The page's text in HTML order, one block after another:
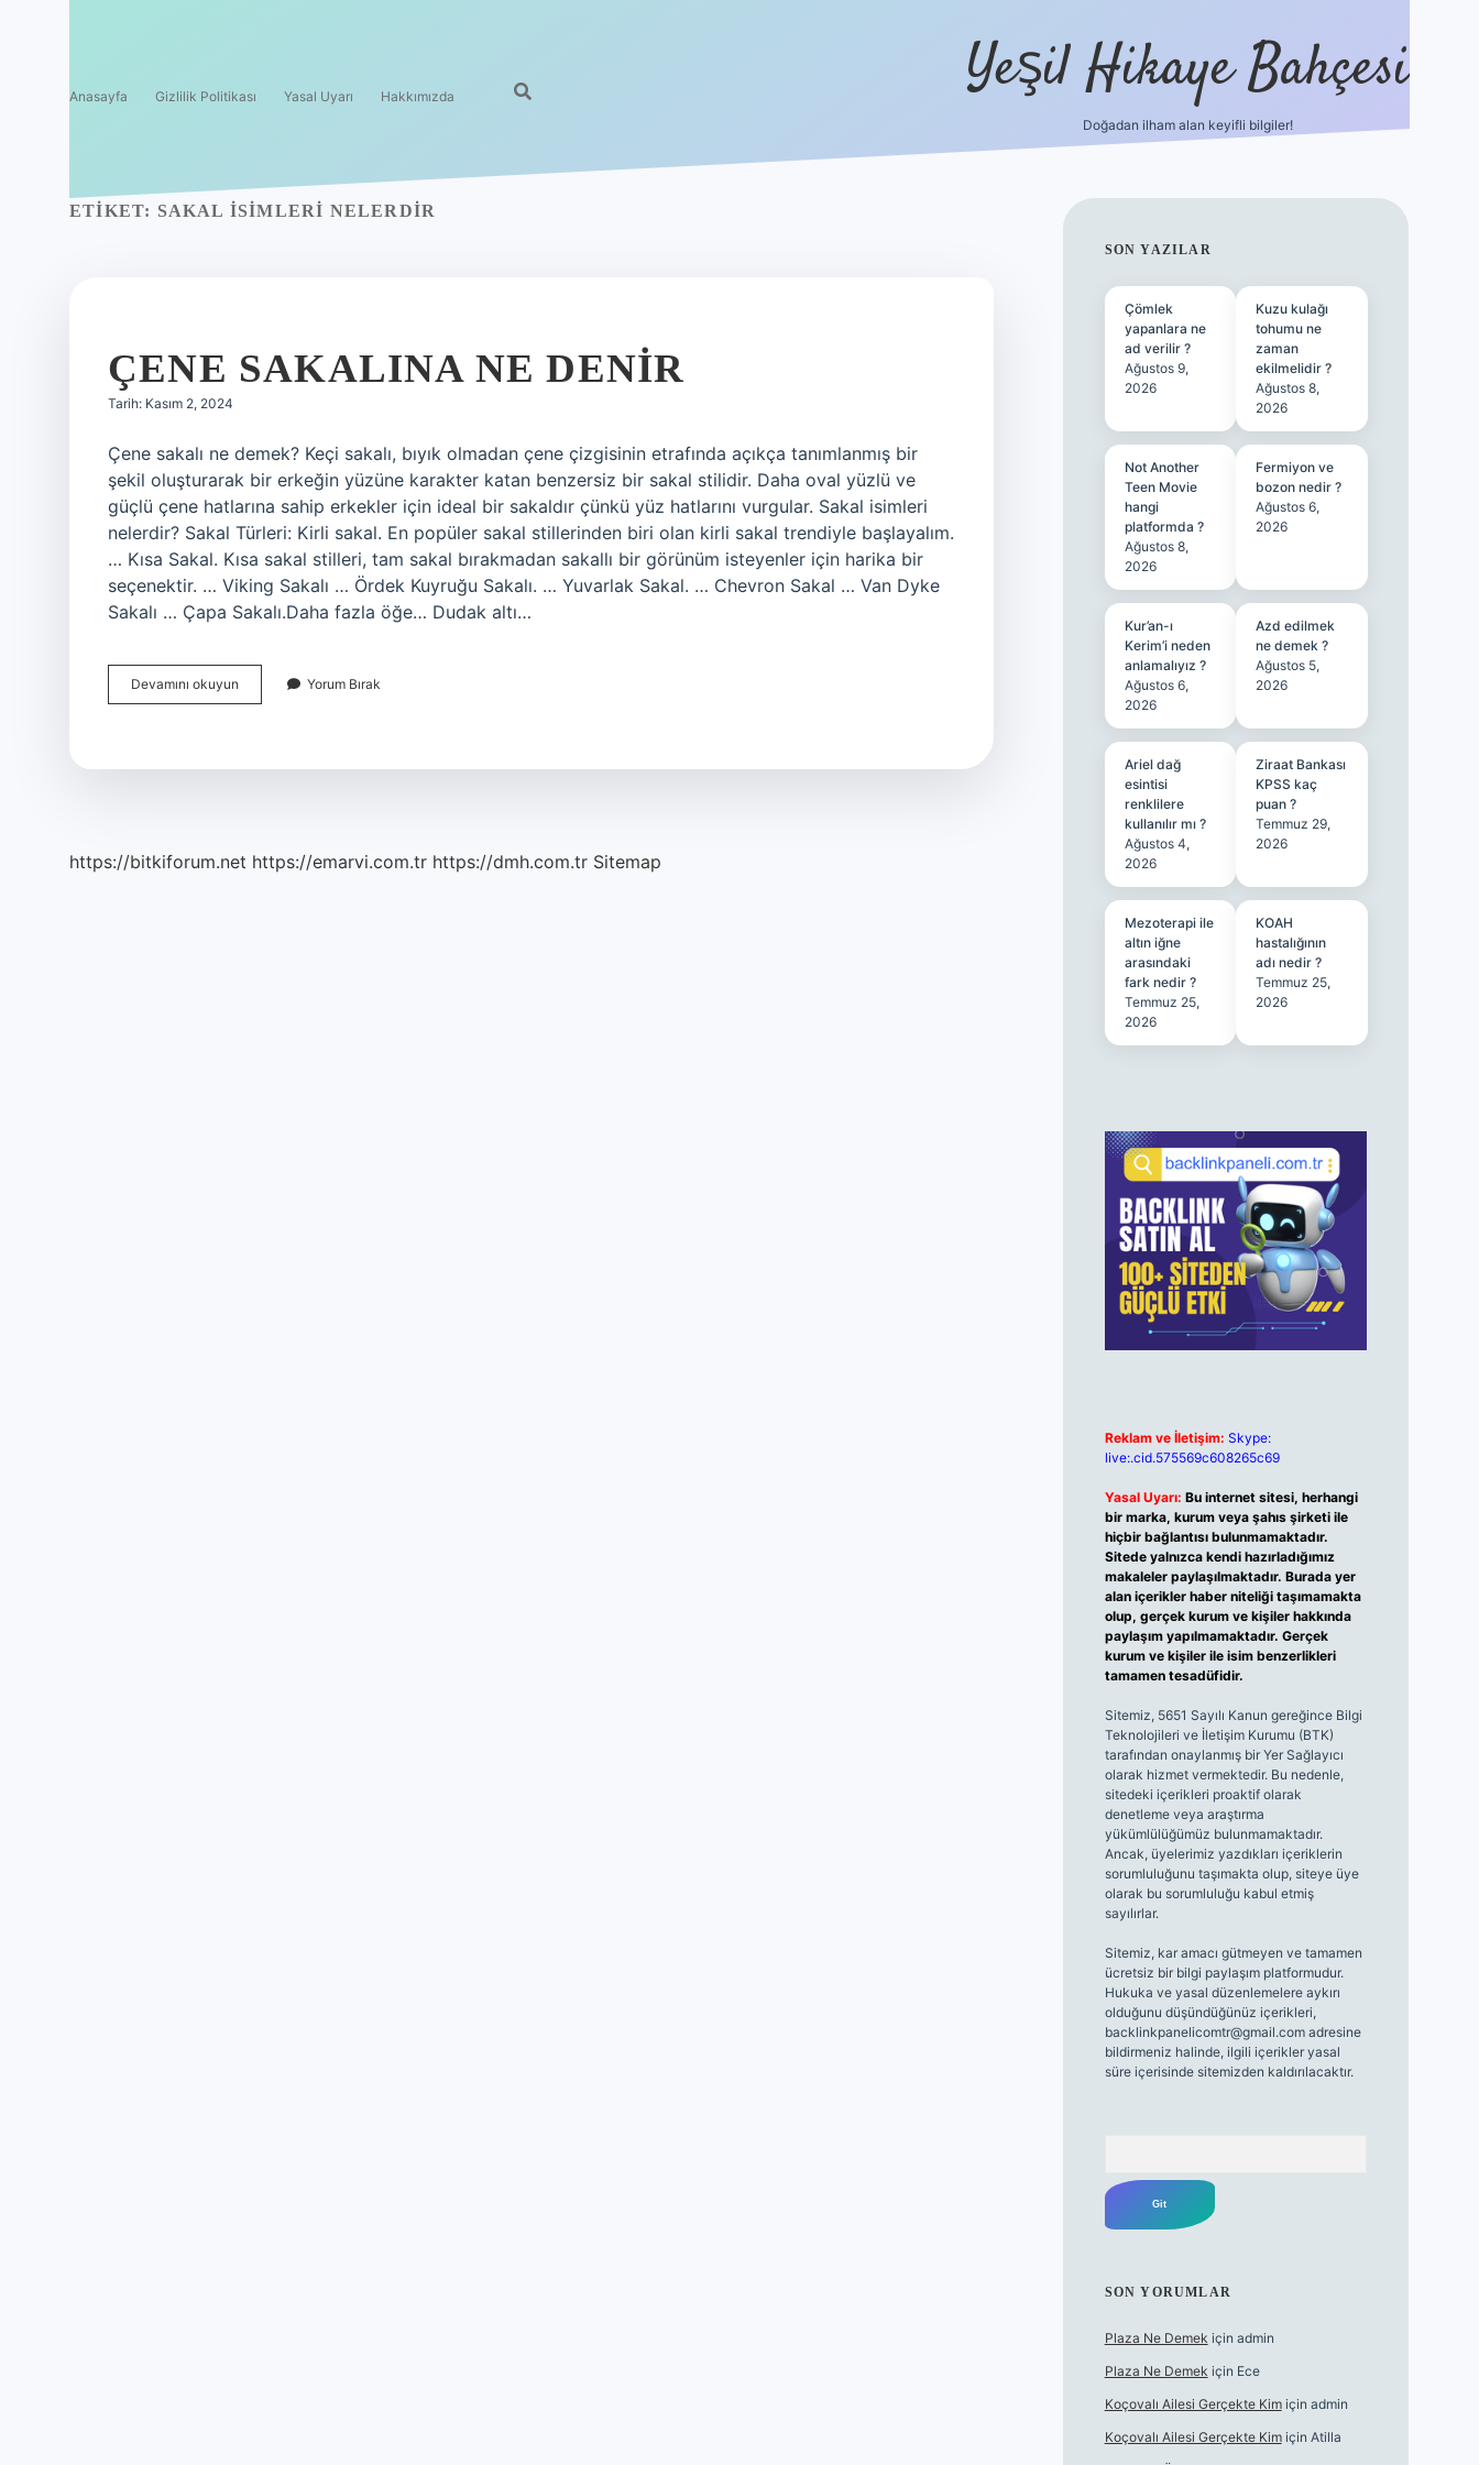
Anasayfa Gizlilik Politikası Yasal Uyarı Hakkımızda Yeşil Hikaye Bahçesi
Doğadan ilham alan keyifli bilgiler!
ETIKET: SAKAL ISIMLERI NELERDIR
ÇENE SAKALINA NE DENIR
Tarih: Kasım 2, 2024
Çene sakalı ne demek? Keçi sakalı, bıyık olmadan çene çizgisinin etrafında açıkça tanımlanmış bir
şekil oluşturarak bir erkeğin yüzüne karakter katan benzersiz bir sakal stilidir. Daha oval yüzlü ve
güçlü çene hatlarına sahip erkekler için ideal bir sakaldır çünkü yüz hatlarını vurgular. Sakal isimleri
nelerdir? Sakal Türleri: Kirli sakal. En popüler sakal stillerinden biri olan kirli sakal trendiyle başlayalım.
… Kısa Sakal. Kısa sakal stilleri, tam sakal bırakmadan sakallı bir görünüm isteyenler için harika bir
seçenektir. … Viking Sakalı … Ördek Kuyruğu Sakalı. … Yuvarlak Sakal. … Chevron Sakal … Van Dyke
Sakalı … Çapa Sakalı.Daha fazla öğe… Dudak altı…
Devamını okuyun
Sakalına
Yorum Bırak
https://bitkiforum.net https://emarvi.com.tr https://dmh.com.tr Sitemap
SIDEBAR
SON YAZILAR
Çömlek
yapanlara ne
ad verilir ?
Ağustos 9,
2026
Kuzu kulağı
tohumu ne
zaman
ekilmelidir ?
Ağustos 8,
2026
Not Another
Teen Movie
hangi
platformda ?
Ağustos 8,
2026
Fermiyon ve
bozon nedir ?
Ağustos 6,
2026
Kur’an-ı
Kerim’i neden
anlamalıyız ?
Ağustos 6,
2026
Azd edilmek
ne demek ?
Ağustos 5,
2026
Ariel dağ
esintisi
renklilere
kullanılır mı ?
Ağustos 4,
2026
Ziraat Bankası
KPSS kaç
puan ?
Temmuz 29,
2026
Mezoterapi ile
altın iğne
arasındaki
fark nedir ?
Temmuz 25,
2026
KOAH
hastalığının
adı nedir ?
Temmuz 25,
2026
Reklam ve İletişim: Skype:
live:.cid.575569c608265c69
Yasal Uyarı: Bu internet sitesi, herhangi
bir marka, kurum veya şahıs şirketi ile
hiçbir bağlantısı bulunmamaktadır.
Sitede yalnızca kendi hazırladığımız
makaleler paylaşılmaktadır. Burada yer
alan içerikler haber niteliği taşımamakta
olup, gerçek kurum ve kişiler hakkında
paylaşım yapılmamaktadır. Gerçek
kurum ve kişiler ile isim benzerlikleri
tamamen tesadüfidir.
Sitemiz, 5651 Sayılı Kanun gereğince Bilgi
Teknolojileri ve İletişim Kurumu (BTK)
tarafından onaylanmış bir Yer Sağlayıcı
olarak hizmet vermektedir. Bu nedenle,
sitedeki içerikleri proaktif olarak
denetleme veya araştırma
yükümlülüğümüz bulunmamaktadır.
Ancak, üyelerimiz yazdıkları içeriklerin
sorumluluğunu taşımakta olup, siteye üye
olarak bu sorumluluğu kabul etmiş
sayılırlar.
Sitemiz, kar amacı gütmeyen ve tamamen
ücretsiz bir bilgi paylaşım platformudur.
Hukuka ve yasal düzenlemelere aykırı
olduğunu düşündüğünüz içerikleri,
backlinkpanelicomtr@gmail.comadresine
bildirmeniz halinde, ilgili içerikler yasal
süre içerisinde sitemizden kaldırılacaktır.
SON YORUMLAR
Plaza Ne Demek için admin
Plaza Ne Demek için Ece
Koçovalı Ailesi Gerçekte Kimiçin admin
Koçovalı Ailesi Gerçekte Kimiçin Atilla
ilbet güncel giriş adresiilbet